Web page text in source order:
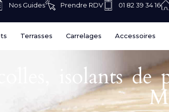
Nos Guides Prendre RDV 01 82 39 34 16
Terrasses Carrelages Accessoires
isolants